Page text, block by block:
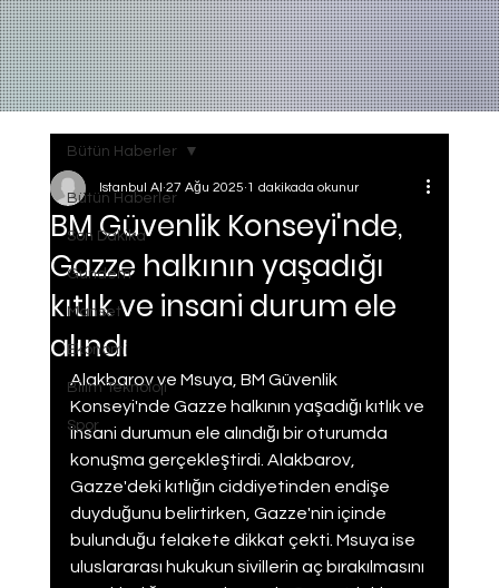
Bütün Haberler
Son Dakika
Gundem
Manset
Ekonomi
Bilim Teknoloji
Spor
Bütün Haberler
BM Güvenlik Konseyi'nde,
Gazze halkının yaşadığı
kıtlık ve insani durum ele
alındı
Istanbul AI 27 Ağu 2025 1 dakikada okunur
Alakbarov ve Msuya, BM Güvenlik
Konseyi'nde Gazze halkının yaşadığı kıtlık ve
insani durumun ele alındığı bir oturumda
konuşma gerçekleştirdi. Alakbarov,
Gazze'deki kıtlığın ciddiyetinden endişe
duyduğunu belirtirken, Gazze'nin içinde
bulunduğu felakete dikkat çekti. Msuya ise
uluslararası hukukun sivillerin aç bırakılmasını